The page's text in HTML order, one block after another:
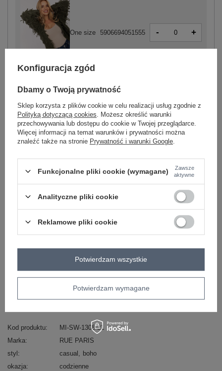
khaki
One size 5906694051555 - +
One size 5906694051593 - +
ZALOGUJ SIĘ I ZOBACZ CENĘ
Masz pytanie? Chętnie pomożemy.
+48 601 547 740 Zadaj pytanie
skład materiału : 65% poliakryl, 9% wiskoza, 9%
wełna, 17% poliamid
Kod produktu
MI-SW-1308.21
Marka
RUE PARIS
styl
casual
boho
okazja
codzienne
Konfiguracja zgód
Dbamy o Twoją prywatność
Sklep korzysta z plików cookie w celu realizacji usług zgodnie z
Polityką dotyczącą cookies . Możesz określić warunki
przechowywania lub dostępu do cookie w Twojej przeglądarce.
Więcej informacji na temat warunków i prywatności można
znaleźć także na stronie Prywatność i warunki Google
Funkcjonalne pliki cookie (wymagane)
Zawsze
aktywne
Analityczne pliki cookie
Reklamowe pliki cookie
Potwierdzam wymagane
Potwierdzam wszystkie